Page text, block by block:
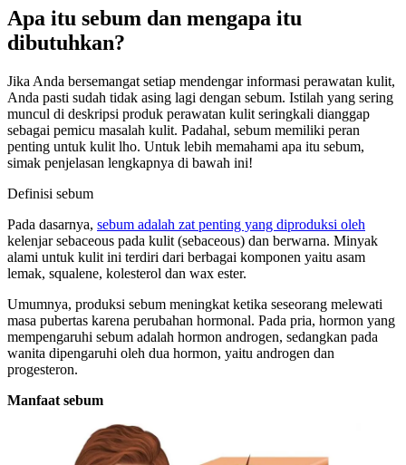
Apa itu sebum dan mengapa itu
dibutuhkan?
Jika Anda bersemangat setiap mendengar informasi perawatan kulit,
Anda pasti sudah tidak asing lagi dengan sebum. Istilah yang sering
muncul di deskripsi produk perawatan kulit seringkali dianggap
sebagai pemicu masalah kulit. Padahal, sebum memiliki peran
penting untuk kulit lho. Untuk lebih memahami apa itu sebum,
simak penjelasan lengkapnya di bawah ini!
Definisi sebum
Pada dasarnya, sebum adalah zat penting yang diproduksi oleh
kelenjar sebaceous pada kulit (sebaceous) dan berwarna. Minyak
alami untuk kulit ini terdiri dari berbagai komponen yaitu asam
lemak, squalene, kolesterol dan wax ester.
Umumnya, produksi sebum meningkat ketika seseorang melewati
masa pubertas karena perubahan hormonal. Pada pria, hormon yang
mempengaruhi sebum adalah hormon androgen, sedangkan pada
wanita dipengaruhi oleh dua hormon, yaitu androgen dan
progesteron.
Manfaat sebum